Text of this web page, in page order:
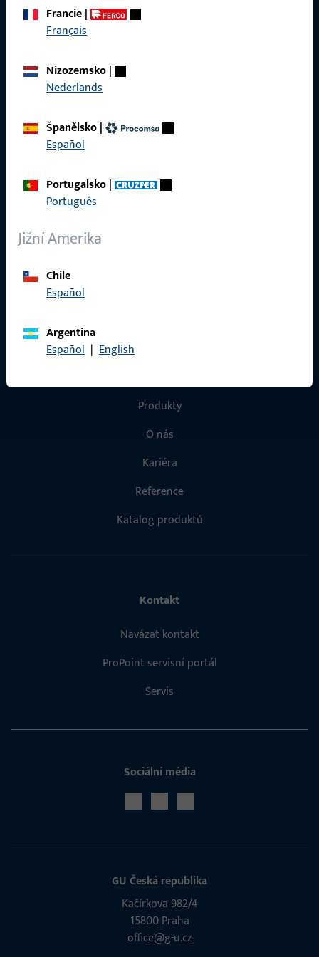
se produktů, aplikací a projektů. Stačí nás kontaktovat
telefonicky nebo e-mailem.
Kontaktujte nás
Zavolejte nám
Francie|
Français
Nizozemsko|
Nederlands
Španělsko|
Español
Portugalsko|
Português
Jižní Amerika
Chile
Español
Argentina
Español | English
Produkty
O nás
Kariéra
Reference
Katalog produktů
Kontakt
Navázat kontakt
ProPoint servisní portál
Servis
Sociální média
GU Česká republika
Kačírkova 982/4
15800 Praha
office@g-u.cz